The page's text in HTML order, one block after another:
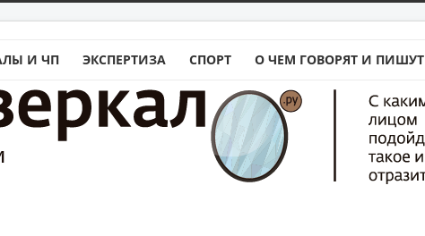
И ЧП ЭКСПЕРТИЗА СПОРТ О ЧЕМ ГОВОРЯТ И ПИШУТ